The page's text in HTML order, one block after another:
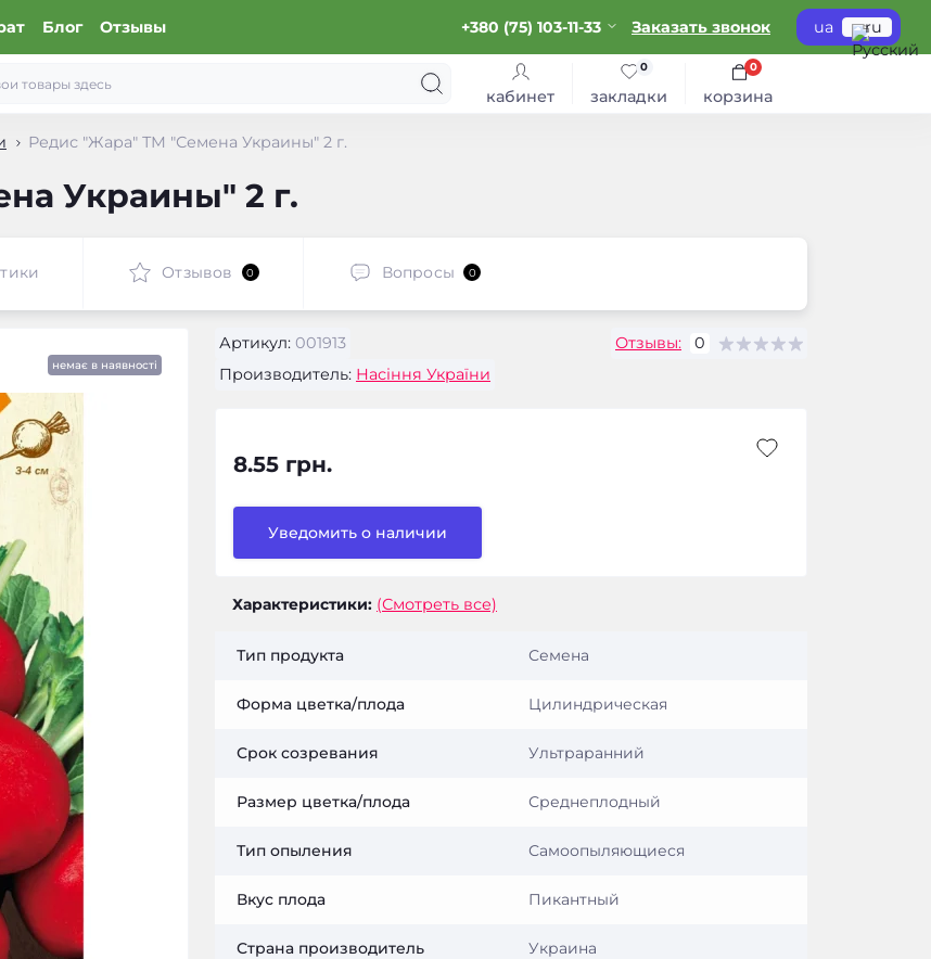
Блог Отзывы +380 (75) 103-11-33 Заказать звонок ua ru
кабинет закладки
0
корзина
0
Редис "Жара" ТМ "Семена Украины" 2 г.
Украины" 2 г.
Отзывов 0 Вопросы 0
немає в наявності
Артикул: 001913
Производитель: Насіння України
Отзывы: 0
8.55 грн.
Уведомить о наличии
Характеристики: (Смотреть все)
Тип продукта Семена
Форма цветка/плода Цилиндрическая
Срок созревания Ультраранний
Размер цветка/плода Среднеплодный
Тип опыления Самоопыляющиеся
Вкус плода Пикантный
Страна производитель Украина